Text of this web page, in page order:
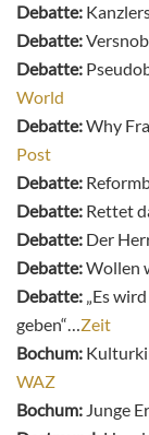
Debatte:
Debatte:
Debatte:
World
Debatte:Why
Post
Debatte:
Debatte: Rettet
Debatte: Der
Debatte:Wollen
Debatte: „Es
geben“…Zeit
Bochum:
WAZ
Bochum: Junge